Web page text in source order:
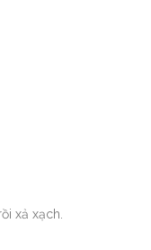
xả xạch.